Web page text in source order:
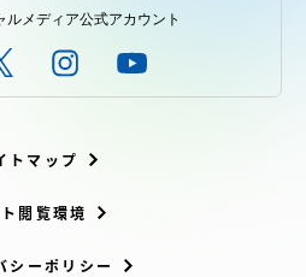
ルメディア公式アカウント
トマップ
閲覧環境
シーポリシー